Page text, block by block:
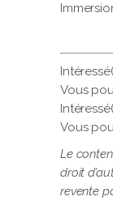
Vous
Vous
Le
droit
revente